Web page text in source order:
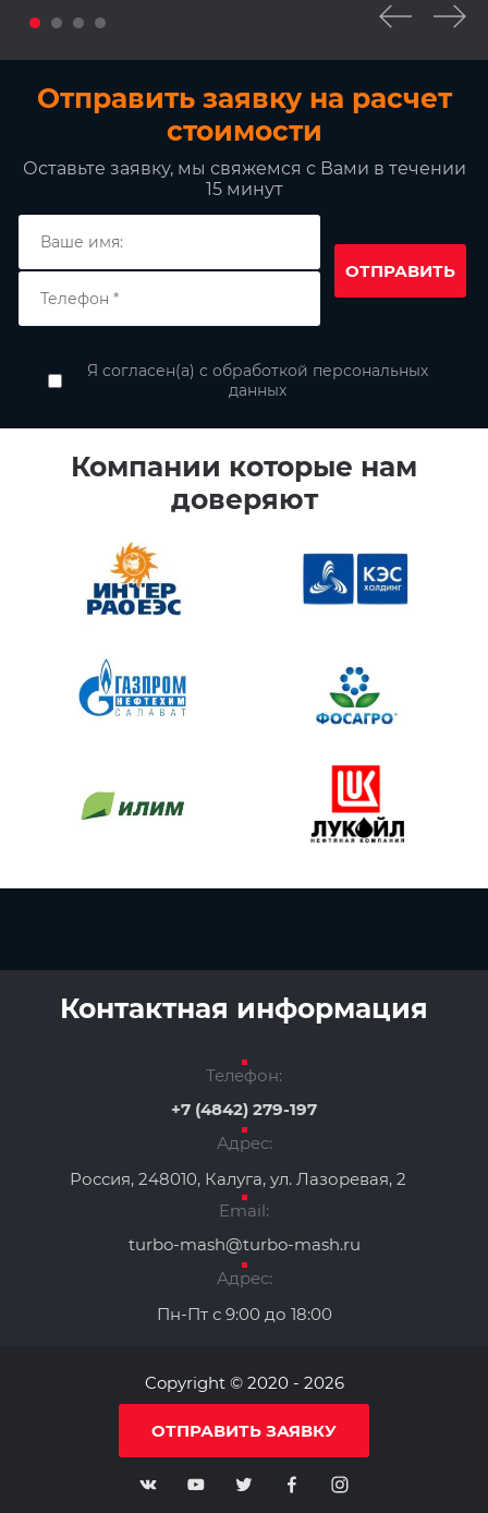
Отправить заявку на расчет
стоимости
Оставьте заявку, мы свяжемся с Вами в течении
15 минут
ОТПРАВИТЬ
Я согласен(а) с обработкой персональных
данных
Компании которые нам
доверяют
Контактная информация
Телефон:
+7 (4842) 279-197
Адрес:
Россия, 248010, Калуга, ул. Лазоревая, 2
Email:
turbo-mash@turbo-mash.ru
Адрес:
Пн-Пт с 9:00 до 18:00
Copyright © 2020 - 2026
ОТПРАВИТЬ ЗАЯВКУ